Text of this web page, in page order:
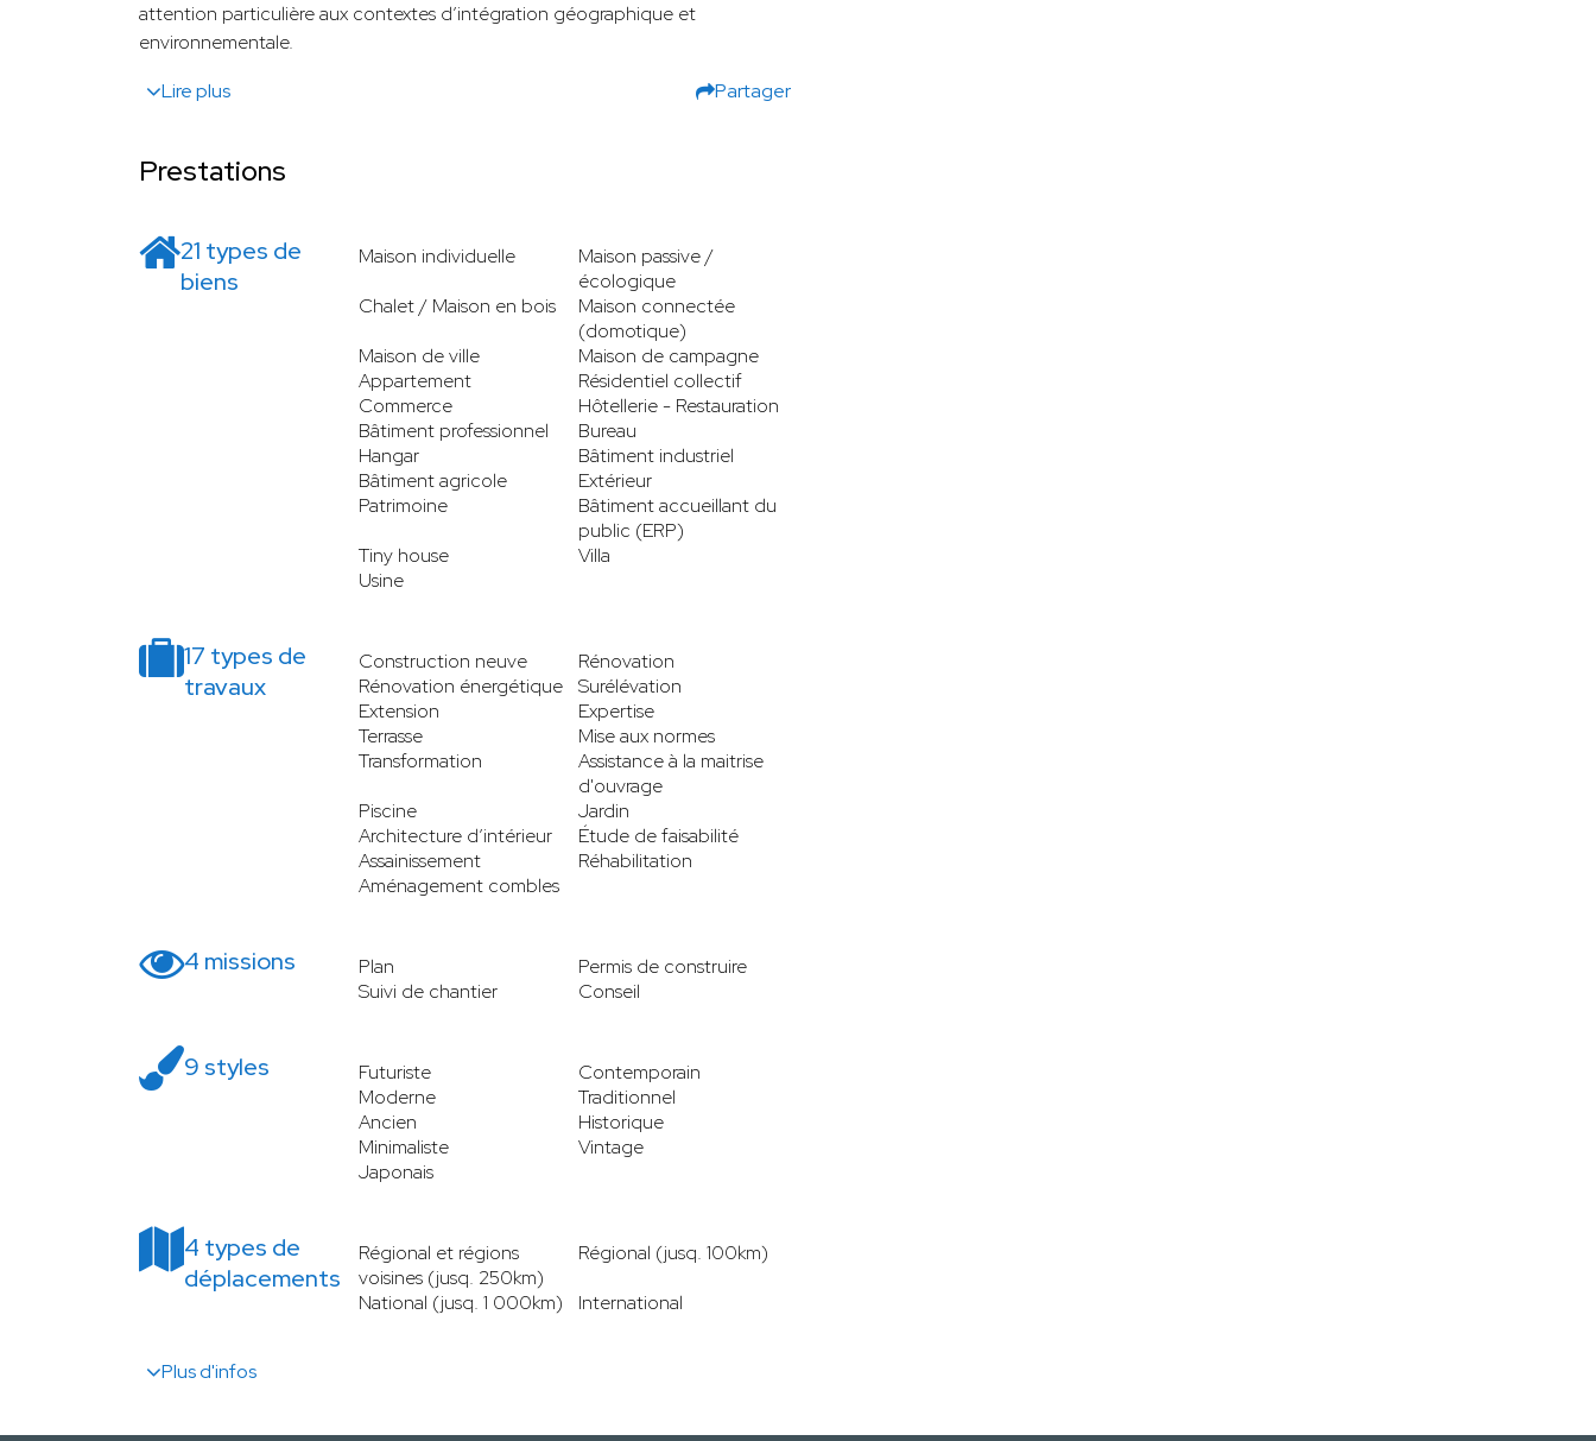
attention particulière aux contextes d’intégration géographique et
environnementale.
Lire plus
Partager
Prestations
21 types de
biens
Maison individuelle
Maison passive /
écologique
Chalet / Maison en bois
Maison connectée
(domotique)
Maison de ville
Maison de campagne
Appartement
Résidentiel collectif
Commerce
Hôtellerie - Restauration
Bâtiment professionnel
Bureau
Hangar
Bâtiment industriel
Bâtiment agricole
Extérieur
Patrimoine
Bâtiment accueillant du
public (ERP)
Tiny house
Villa
Usine
17 types de
travaux
Construction neuve
Rénovation
Rénovation énergétique
Surélévation
Extension
Expertise
Terrasse
Mise aux normes
Transformation
Assistance à la maitrise
d'ouvrage
Piscine
Jardin
Architecture d’intérieur
Étude de faisabilité
Assainissement
Réhabilitation
Aménagement combles
4 missions Plan
Permis de construire
Suivi de chantier
Conseil
9 styles Futuriste
Contemporain
Moderne
Traditionnel
Ancien
Historique
Minimaliste
Vintage
Japonais
4 types de
déplacements
Régional et régions
voisines (jusq. 250km)
Régional (jusq. 100km)
National (jusq. 1 000km)
International
Plus d'infos